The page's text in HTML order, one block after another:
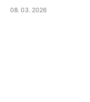
08. 03. 2026